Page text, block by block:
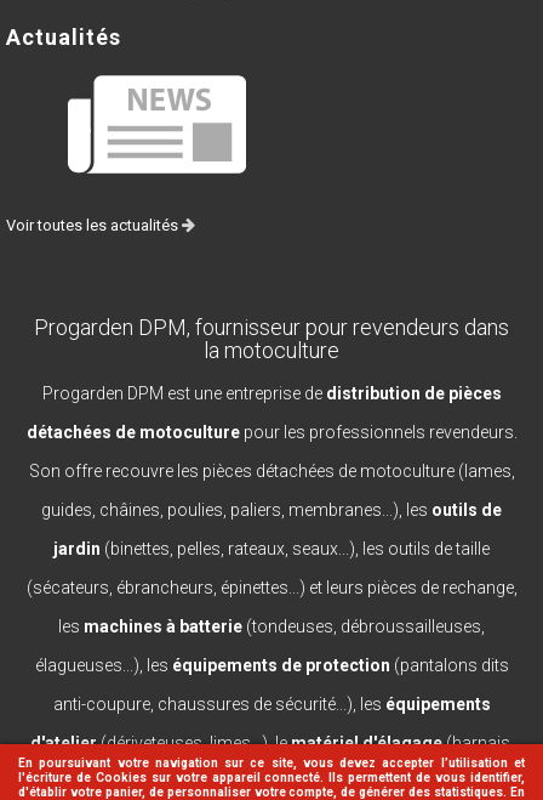
En poursuivant votre navigation sur ce site, vous devez accepter l’utilisation et
l'écriture de Cookies sur votre appareil connecté. Ils permettent de vous identifier,
d'établir votre panier, de personnaliser votre compte, de générer des statistiques. En
Actualités
Voir toutes les actualités
Progarden DPM, fournisseur pour revendeurs dans
la motoculture
Progarden DPM est une entreprise de distribution de pièces
détachées de motoculturepour les professionnels revendeurs.
Son offre recouvre les pièces détachées de motoculture (lames,
guides, châines, poulies, paliers, membranes...), les outils de
jardin (binettes, pelles, rateaux, seaux...), les outils de taille
(sécateurs, ébrancheurs, épinettes...) et leurs pièces de rechange,
les machines à batterie (tondeuses, débroussailleuses,
élagueuses...), les équipements de protection (pantalons dits
anti-coupure, chaussures de sécurité...), les équipements
d'atelier(dériveteuses, limes...), lematériel d'élagage(harnais,
casques, lanceurs...).